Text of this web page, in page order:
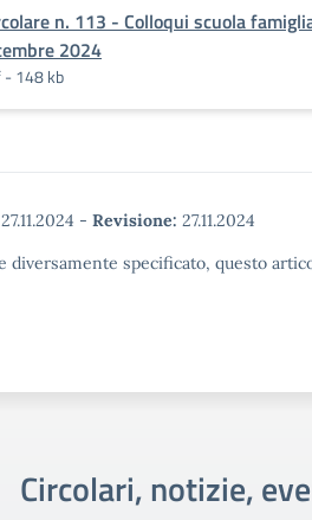
n. 113 - Colloqui scuola
2024
- 148 kb
27.11.2024 - Revisione: 27.11.2024
diversamente specificato, questo
Circolari, notizie,